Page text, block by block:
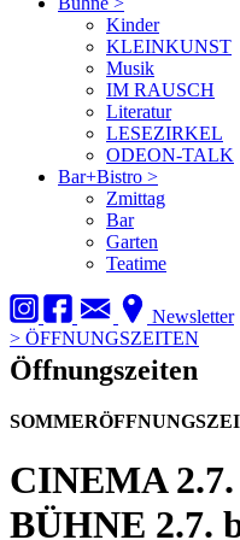
Kinder
KLEINKUNST
Musik
IM RAUSCH
Literatur
LESEZIRKEL
ODEON-TALK
Bar+Bistro >
Zmittag
Bar
Garten
Teatime
Newsletter
> ÖFFNUNGSZEITEN
Öffnungszeiten
CINEMA
BÜHNE 2.7.